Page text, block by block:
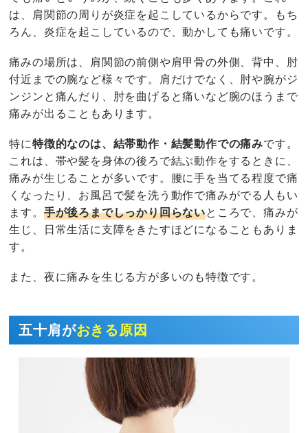
は、肩関節の周りが炎症を起こしているからです。もち
ろん、炎症を起こしているので、動かしても痛いです。
痛みの場所は、肩関節の前側や肩甲骨の外側、背中、肘
付近までの腕など様々です。肩だけでなく、肘や腕がジ
ンジンと痛んだり、肘を曲げると痛いなど腕のほうまで
痛みが出ることもあります。
特に特徴的なのは、結帯動作・結髪動作での痛みです。
これは、帯や髪を身体の後ろで結ぶ動作をするときに、
痛みが生じることが多いです。腰に手を当てる程度で痛
くなったり、お風呂で髪を洗う動作で痛みがでる人もい
ます。 手が後ろまでしっかり回らないところで、痛みが
生じ、日常生活に支障をきたすほどになることもありま
す。
また、夜に痛みを生じる方が多いのも特徴です。
五十肩がおきる原因